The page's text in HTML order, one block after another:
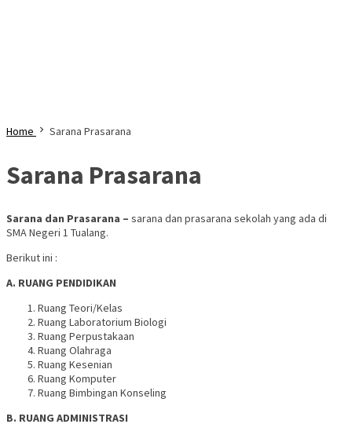
Home Sarana Prasarana
Sarana Prasarana
Sarana dan Prasarana – sarana dan prasarana sekolah yang ada di
SMA Negeri 1 Tualang.
Berikut ini :
A. RUANG PENDIDIKAN
Ruang Teori/Kelas
Ruang Laboratorium Biologi
Ruang Perpustakaan
Ruang Olahraga
Ruang Kesenian
Ruang Komputer
Ruang Bimbingan Konseling
B. RUANG ADMINISTRASI